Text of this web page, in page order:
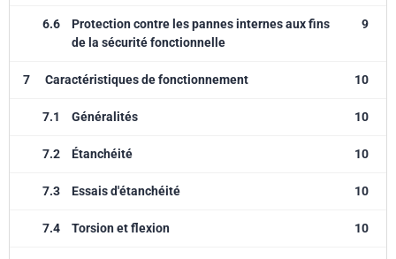
6.6
Protection contre les pannes internes aux fins
de la sécurité fonctionnelle
9
7 Caractéristiques de fonctionnement 10
7.1 Généralités 10
7.2 Étanchéité 10
7.3 Essais d'étanchéité 10
7.4 Torsion et flexion 10